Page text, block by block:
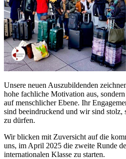
Unsere neuen Auszubildenden
hohe fachliche Motivation aus,
auf menschlicher Ebene. Ihr
sind beeindruckend und wir sind stolz,
zu dürfen.
Wir blicken mit Zuversicht auf die
uns, im April 2025 die zweite Runde
internationalen Klasse zu starten.